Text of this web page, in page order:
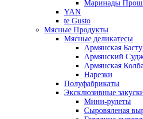
Маринады
YAN
te Gusto
Мясные Продукты
Мясные деликатесы
Армянская
Армянский
Армянская
Нарезки
Полуфабрикаты
Эксклюзивные
Мини-рулеты
Сыровяленая